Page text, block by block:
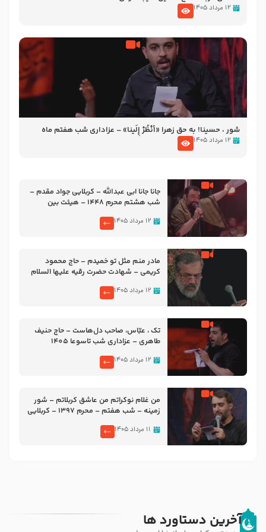
۱۲ مرداد ۱۴۰۵
شور ، حسینا! به‌ حق زهرا «أُنْظُرْ إِلَینا» – عزاداری شب هفتم ماه
محرّم 1405
۱۲ مرداد ۱۴۰۵
جانا جانا ابی عبدالله – کربلایی جواد مقدم –
شب هشتم محرم 1448 – هیئت بین
۱۲ مرداد ۱۴۰۵
مادر منم مثل تو خمیدم – حاج محمود
کریمی – شهادت حضرت رقیه علیها السلام
۱۲ مرداد ۱۴۰۵
تک ، عبّاس، صاحب دل‌هاست – حاج حنیف
طاهری – عزاداری شب تاسوعا 1405
۱۲ مرداد ۱۴۰۵
من غلام نوکراتم من عاشق کربلاتم – شور
زمینه – شب هفتم – محرم 1397 – کربلایی
۱۱ مرداد ۱۴۰۵
آخرین دستاورد ها